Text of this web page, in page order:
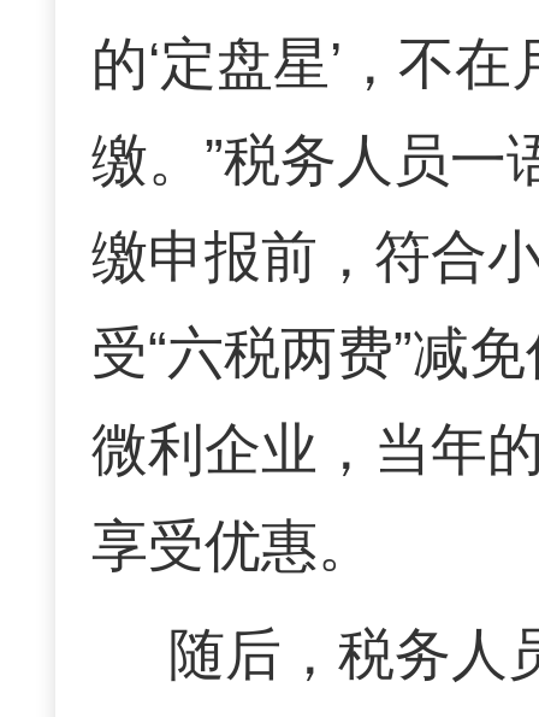
的‘定盘星’，不
缴。”税务人员一
缴申报前，符合
受“六税两费”减
微利企业，当年
享受优惠。
随后，税务人